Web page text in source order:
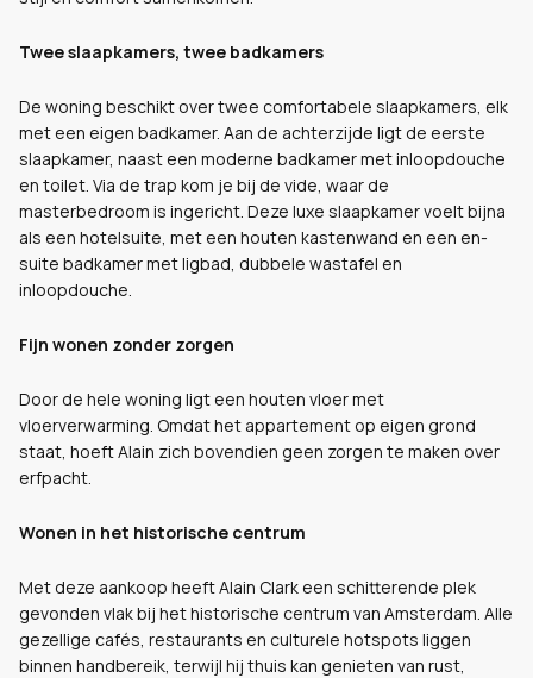
Twee slaapkamers, twee badkamers
De woning beschikt over twee comfortabele slaapkamers, elk
met een eigen badkamer. Aan de achterzijde ligt de eerste
slaapkamer, naast een moderne badkamer met inloopdouche
en toilet. Via de trap kom je bij de vide, waar de
masterbedroom is ingericht. Deze luxe slaapkamer voelt bijna
als een hotelsuite, met een houten kastenwand en een en-
suite badkamer met ligbad, dubbele wastafel en
inloopdouche.
Fijn wonen zonder zorgen
Door de hele woning ligt een houten vloer met
vloerverwarming. Omdat het appartement op eigen grond
staat, hoeft Alain zich bovendien geen zorgen te maken over
erfpacht.
Wonen in het historische centrum
Met deze aankoop heeft Alain Clark een schitterende plek
gevonden vlak bij het historische centrum van Amsterdam. Alle
gezellige cafés, restaurants en culturele hotspots liggen
binnen handbereik, terwijl hij thuis kan genieten van rust,